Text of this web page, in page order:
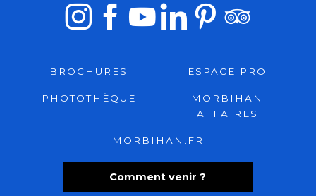
Comment venir ?
BROCHURES ESPACE PRO
PHOTOTHÈQUE
MORBIHAN
AFFAIRES
MORBIHAN.FR